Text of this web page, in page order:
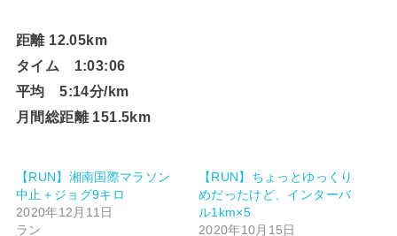
距離 12.05km
タイム 1:03:06
平均 5:14分/km
月間総距離 151.5km
【RUN】湘南国際マラソン
中止＋ジョグ9キロ
2020年12月11日
ラン
【RUN】ちょっとゆっくり
めだったけど、インターバ
ル1km×5
2020年10月15日